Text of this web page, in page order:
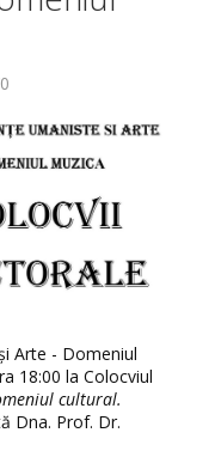
Arte - Domeniul
18:00 la Colocviul
cultural.
Dna. Prof. Dr.